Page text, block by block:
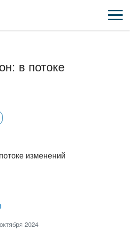
БЕСПЛАТНО
в потоке
2024